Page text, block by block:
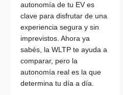
autonomía de tu EV es
clave para disfrutar de una
experiencia segura y sin
imprevistos. Ahora ya
sabés, la WLTP te ayuda a
comparar, pero la
autonomía real es la que
determina tu día a día.